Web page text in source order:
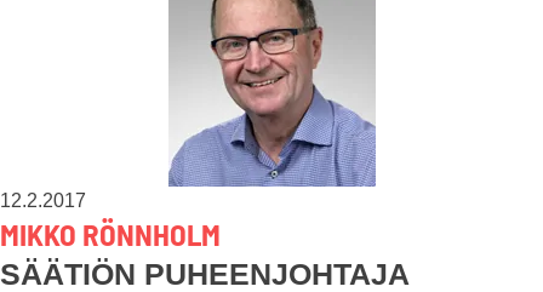
12.2.2017
MIKKO RÖNNHOLM
SÄÄTIÖN PUHEENJOHTAJA